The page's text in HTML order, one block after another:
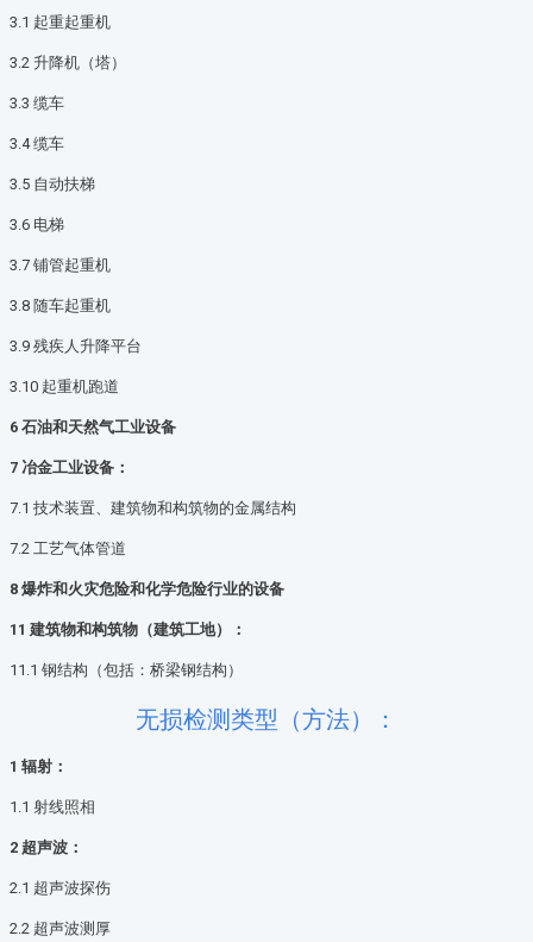
3.1 起重起重机
3.2 升降机（塔）
3.3 缆车
3.4 缆车
3.5 自动扶梯
3.6 电梯
3.7 铺管起重机
3.8 随车起重机
3.9 残疾人升降平台
3.10 起重机跑道
6 石油和天然气工业设备
7 冶金工业设备：
7.1 技术装置、建筑物和构筑物的金属结构
7.2 工艺气体管道
8 爆炸和火灾危险和化学危险行业的设备
11 建筑物和构筑物（建筑工地）：
11.1 钢结构（包括：桥梁钢结构）
无损检测类型（方法）：
1 辐射：
1.1 射线照相
2 超声波：
2.1 超声波探伤
2.2 超声波测厚